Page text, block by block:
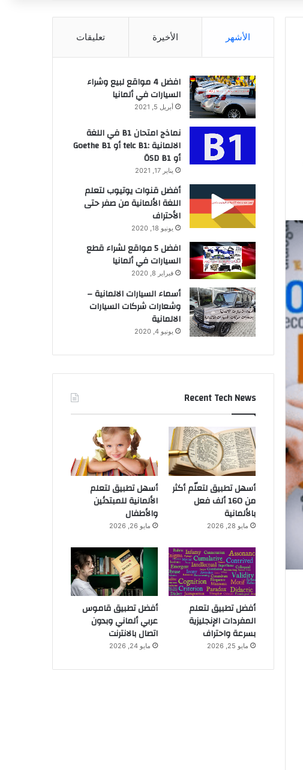
الأشهر الأخيرة تعليقات
افضل 4 مواقع لبيع وشراء
السيارات في ألمانيا
أبريل 5, 2021
نماذج امتحان B1 في اللغة
الالمانية :telc B1 أو Goethe B1
أو ÖSD B1
يناير 17, 2021
أفضل قنوات يوتيوب لتعلم
اللغة الألمانية من صفر حتى
الأحتراف
يونيو 18, 2020
افضل 5 مواقع لشراء قطع
السيارات في ألمانيا
فبراير 8, 2020
أسماء السيارات الالمانية –
وشعارات شركات السيارات
الالمانية
يونيو 4, 2020
Recent Tech News
أسهل تطبيق لتعلّم أكثر
من 160 ألف فعل
بالألمانية
مايو 28, 2026
أسهل تطبيق لتعلم
الألمانية للمبتدئين
والأطفال
مايو 26, 2026
أفضل تطبيق لتعلم
المفردات الإنجليزية
بسرعة واحتراف
مايو 25, 2026
أفضل تطبيق قاموس
عربي ألماني وبدون
اتصال بالانترنت
مايو 24, 2026